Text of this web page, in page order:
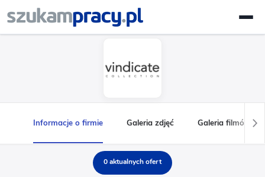
Informacje o firmie Galeria zdjęć Galeria filmów
0 aktualnych ofert